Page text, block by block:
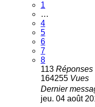
1
…
4
5
6
7
8
113 Réponses
164255 Vues
Dernier
jeu. 04 août